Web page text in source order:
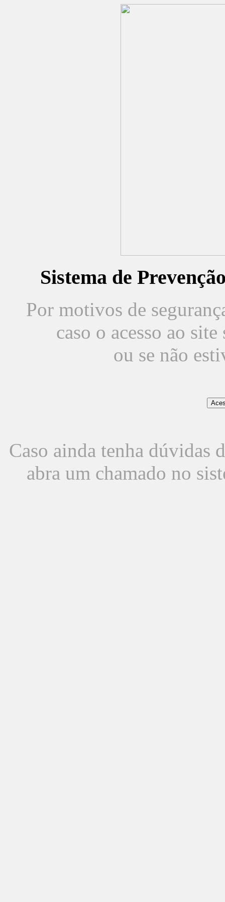
Sistema de
Por motivos de
caso o acesso ao
ou se não
Caso ainda tenha dúvidas
abra um chamado no